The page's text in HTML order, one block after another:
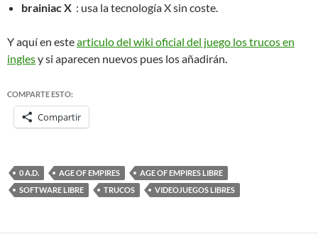
brainiac X : usa la tecnología X sin coste.
Y aquí en estearticulo del wiki oficial del juego los trucos en
inglesy si aparecen nuevos pues los añadirán.
COMPARTE ESTO:
Compartir
0 A.D. AGE OF EMPIRES
AGE OF EMPIRES LIBRE
SOFTWARE LIBRE
TRUCOS VIDEOJUEGOS LIBRES